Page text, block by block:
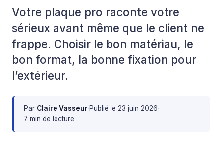
Votre plaque pro raconte votre
sérieux avant même que le client ne
frappe. Choisir le bon matériau, le
bon format, la bonne fixation pour
l’extérieur.
Par Claire Vasseur·Publié le 23 juin 2026·
7 min de lecture